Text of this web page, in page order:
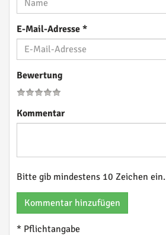
E-Mail-Adresse *
Bewertung
Kommentar
Bitte gib mindestens 10 Zeichen ein.
Kommentar hinzufügen
* Pflichtangabe